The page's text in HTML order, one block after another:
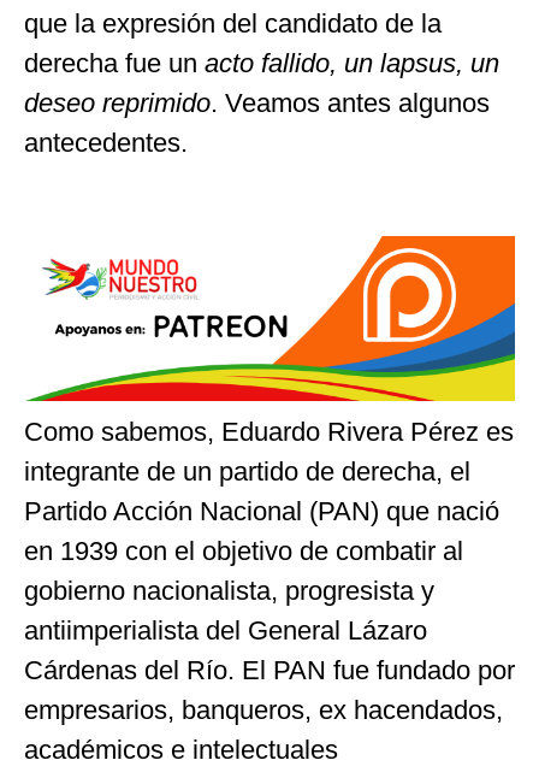
que la expresión del candidato de la
derecha fue un acto fallido, un lapsus, un
deseo reprimido. Veamos antes algunos
antecedentes.
Como sabemos, Eduardo Rivera Pérez es
integrante de un partido de derecha, el
Partido Acción Nacional (PAN) que nació
en 1939 con el objetivo de combatir al
gobierno nacionalista, progresista y
antiimperialista del General Lázaro
Cárdenas del Río. El PAN fue fundado por
empresarios, banqueros, ex hacendados,
académicos e intelectuales